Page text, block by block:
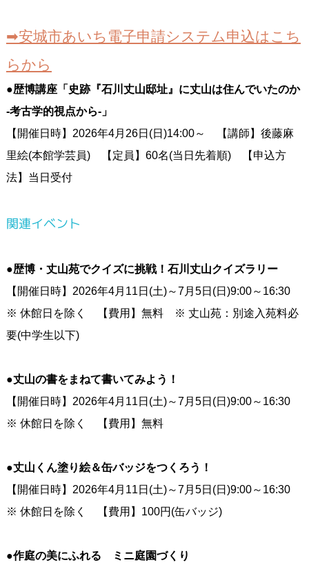
➡安城市あいち電子申請システム申込はこち
らから
●歴博講座「史跡『石川丈山邸址』に丈山は住んでいたのか
-考古学的視点から-」
【開催日時】2026年4月26日(日)14:00～ 【講師】後藤麻
里絵(本館学芸員) 【定員】60名(当日先着順) 【申込方
法】当日受付
関連イベント
●歴博・丈山苑でクイズに挑戦！石川丈山クイズラリー
【開催日時】2026年4月11日(土)～7月5日(日)9:00～16:30
※ 休館日を除く 【費用】無料 ※ 丈山苑：別途入苑料必
要(中学生以下)
●丈山の書をまねて書いてみよう！
【開催日時】2026年4月11日(土)～7月5日(日)9:00～16:30
※ 休館日を除く 【費用】無料
●丈山くん塗り絵＆缶バッジをつくろう！
【開催日時】2026年4月11日(土)～7月5日(日)9:00～16:30
※ 休館日を除く 【費用】100円(缶バッジ)
●作庭の美にふれる ミニ庭園づくり